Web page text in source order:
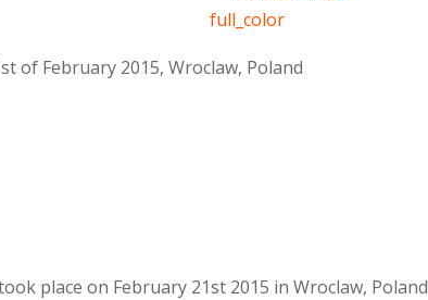
of February 2015, Wroclaw, Poland
place on February 21st 2015 in Wroclaw, Poland